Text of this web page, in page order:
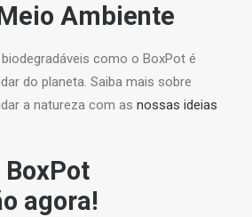
Ambiente
como o BoxPot é
do planeta. Saiba mais sobre
a natureza com as nossas ideias
agora!